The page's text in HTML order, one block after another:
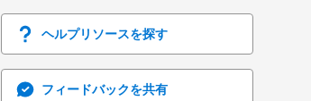
ヘルプリソースを探す
フィードバックを共有